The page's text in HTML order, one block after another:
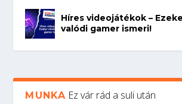
Híres videojátékok –
valódi gamer ismeri!
MUNKA Ez vár rád a suli után